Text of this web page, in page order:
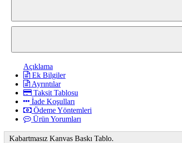
Açıklama
Ek Bilgiler
Ayrıntılar
Taksit Tablosu
İade Koşulları
Ödeme Yöntemleri
Ürün Yorumları
Kabartmasız Kanvas Baskı Tablo.